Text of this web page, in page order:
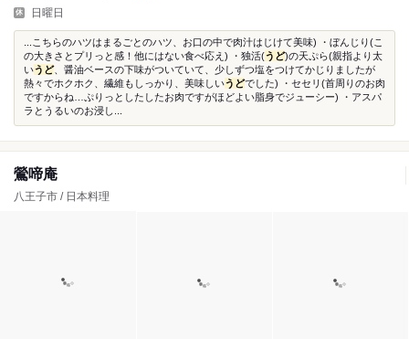
日曜日
...こちらのハツはまるごとのハツ、お口の中で肉汁はじけて美味) ・ぼんじり(こ
の大きさとプリっと感！他にはない食べ応え) ・独活(うど)の天ぷら(親指より太
いうど、醤油ベースの下味がついていて、少しずつ塩をつけてかじりましたが
熱々でホクホク、繊維もしっかり、美味しいうどでした) ・セセリ(首周りのお肉
ですからね…ぷりっとしたしたお肉ですがほどよい脂身でジューシー) ・アスパ
ラとうるいのお浸し...
鶯啼庵
八王子市 / 日本料理